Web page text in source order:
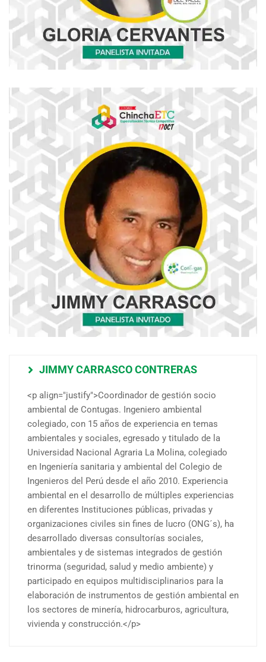
JIMMY CARRASCO CONTRERAS
<p align="justify">Coordinador de gestión socio
ambiental de Contugas. Ingeniero ambiental
colegiado, con 15 años de experiencia en temas
ambientales y sociales, egresado y titulado de la
Universidad Nacional Agraria La Molina, colegiado
en Ingeniería sanitaria y ambiental del Colegio de
Ingenieros del Perú desde el año 2010. Experiencia
ambiental en el desarrollo de múltiples experiencias
en diferentes Instituciones públicas, privadas y
organizaciones civiles sin fines de lucro (ONG´s), ha
desarrollado diversas consultorías sociales,
ambientales y de sistemas integrados de gestión
trinorma (seguridad, salud y medio ambiente) y
participado en equipos multidisciplinarios para la
elaboración de instrumentos de gestión ambiental en
los sectores de minería, hidrocarburos, agricultura,
vivienda y construcción.</p>